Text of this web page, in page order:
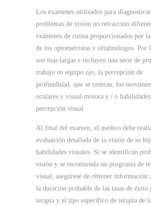
Los exámenes utilizados para diagnosticar
problemas de visión no refracción
exámenes de rutina proporcionados por
de los optometristas y oftalmólogos. Por
son más largas e incluyen una serie de
trabajo en equipo ojo, la percepción de
profundidad, que se centran, los
oculares y visual-motora y / o
percepción visual.
Al final del examen, el médico debe
evaluación detallada de la visión de su
habilidades visuales. Si se identifican
visión y se recomienda un programa de
visual, asegúrese de obtener información
la duración probable de las tasas de éxito
terapia y el tipo específico de terapia de